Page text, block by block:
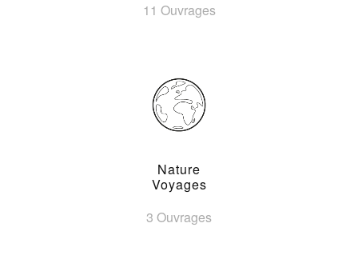
11 Ouvrages
Nature
Voyages
3 Ouvrages